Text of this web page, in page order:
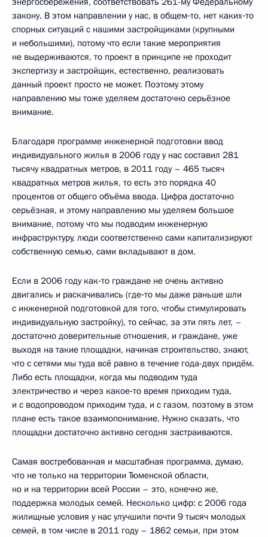
закону. В этом направлении у нас, в общем‑то, нет каких‑то
спорных ситуаций с нашими застройщиками (крупными
и небольшими), потому что если такие мероприятия
не выдерживаются, то проект в принципе не проходит
экспертизу и застройщик, естественно, реализовать
данный проект просто не может. Поэтому этому
направлению мы тоже уделяем достаточно серьёзное
внимание.
Благодаря программе инженерной подготовки ввод
индивидуального жилья в 2006 году у нас составил 281
тысячу квадратных метров, в 2011 году – 465 тысяч
квадратных метров жилья, то есть это порядка 40
процентов от общего объёма ввода. Цифра достаточно
серьёзная, и этому направлению мы уделяем большое
внимание, потому что мы подводим инженерную
инфраструктуру, люди соответственно сами капитализируют
собственную семью, сами вкладывают в дом.
Если в 2006 году как‑то граждане не очень активно
двигались и раскачивались (где‑то мы даже раньше шли
с инженерной подготовкой для того, чтобы стимулировать
индивидуальную застройку), то сейчас, за эти пять лет, –
достаточно доверительные отношения, и граждане, уже
выходя на такие площадки, начиная строительство, знают,
что с сетями мы туда всё равно в течение года-двух придём.
Либо есть площадки, когда мы подводим туда
электричество и через какое‑то время приходим туда,
и с водопроводом приходим туда, и с газом, поэтому в этом
плане есть такое взаимопонимание. Нужно сказать, что
площадки достаточно активно сегодня застраиваются.
Самая востребованная и масштабная программа, думаю,
что не только на территории Тюменской области,
но и на территории всей России – это, конечно же,
поддержка молодых семей. Несколько цифр: с 2006 года
жилищные условия у нас улучшили почти 9 тысяч молодых
семей, в том числе в 2011 году – 1862 семьи, при этом